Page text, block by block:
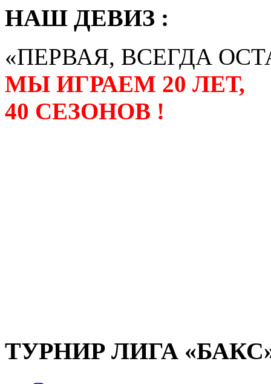
НАШ ДЕВИЗ :
«ПЕРВАЯ, ВСЕГДА
МЫ ИГРАЕМ 20 ЛЕТ,
40 СЕЗОНОВ !
ТУРНИР ЛИГА